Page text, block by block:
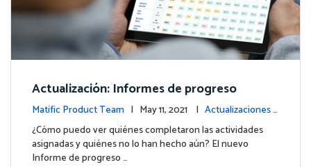
Actualización: Informes de progreso
Matific Product Team | May 11, 2021 | Actualizaciones d
e la plataforma
¿Cómo puedo ver quiénes completaron las actividades
asignadas y quiénes no lo han hecho aún? El nuevo
Informe de progreso …